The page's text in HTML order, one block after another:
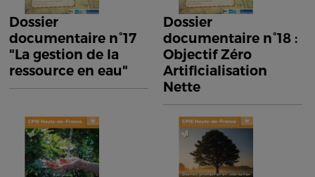
Dossier
documentaire n°17
"La gestion de la
ressource en eau"
Dossier
documentaire n°18 :
Objectif Zéro
Artificialisation
Nette